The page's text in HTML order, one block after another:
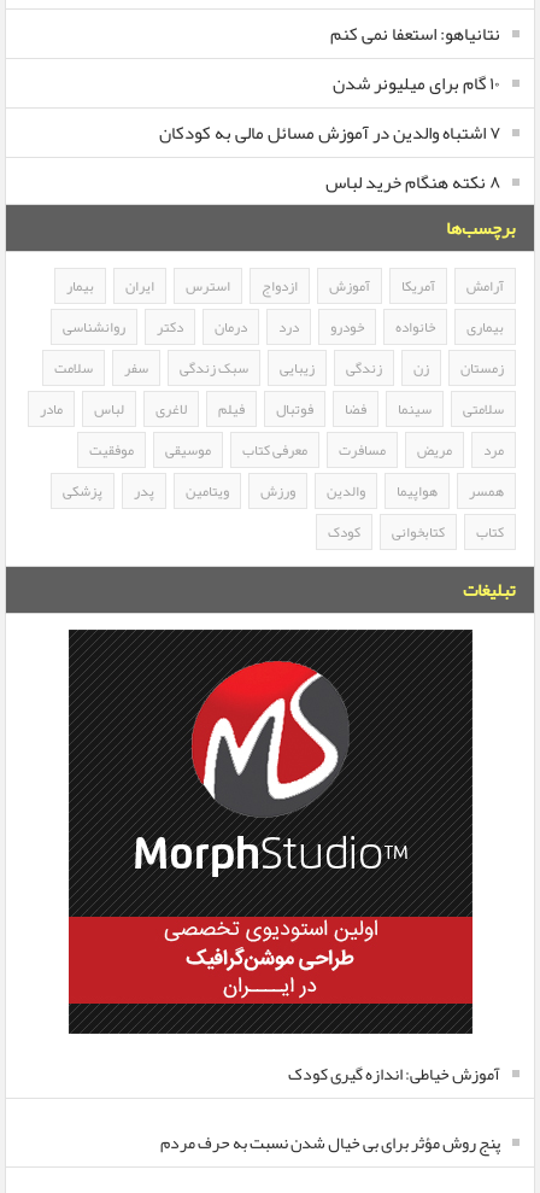
نتانیاهو: استعفا نمی کنم
۱۰ گام برای میلیونر شدن
۷ اشتباه والدین در آموزش مسائل مالی به کودکان
۸ نکته هنگام خرید لباس
برچسب‌ها
آرامش آمریکا آموزش ازدواج استرس ایران
بیمار
بیماری
خانواده خودرو درد درمان دکتر
روانشناسی
زمستان
زن زندگی زیبایی سبک زندگی سفر
سلامت
سلامتی
سینما فضا فوتبال فیلم لاغری لباس
مادر
مرد
مریض مسافرت معرفی کتاب موسیقی
موفقیت
همسر
هواپیما والدین ورزش ویتامین پدر
پزشکی
کتاب
کتابخوانی کودک
تبلیغات
آموزش خیاطی: اندازه گیری کودک
پنج روش مؤثر برای بی خیال شدن نسبت به حرف مردم